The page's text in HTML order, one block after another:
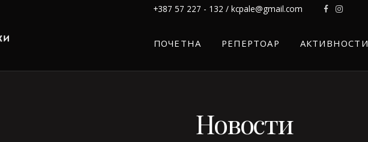
+387 57 227 - 132 / kcpale@gmail.com
ПОЧЕТНА РЕПЕРТОАР АКТИВНОСТИ
Новости